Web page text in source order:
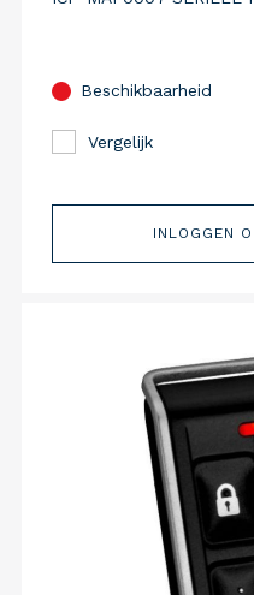
Beschikbaarheid
Vergelijk
INLOGGEN